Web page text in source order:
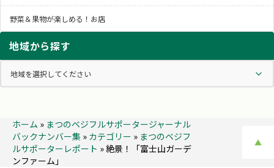
野菜＆果物が楽しめる！お店
地域から探す
ホーム » まつのベジフルサポータージャーナル
バックナンバー集 » カテゴリー » まつのベジフ
ルサポーターレポート »絶景！「富士山ガーデ
ンファーム」
▲